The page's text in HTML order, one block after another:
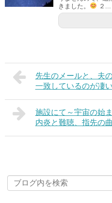
きました。
２...
先生のメールと、夫
一致しているのが凄
施設にて～宇宙の始
内炎と難聴、指先の